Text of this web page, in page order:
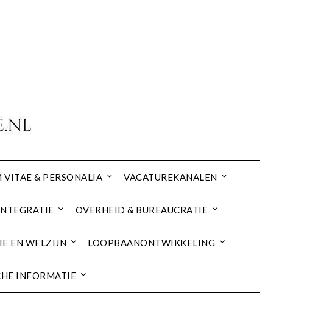
VITAE & PERSONALIA VACATUREKANALEN
OVERHEID & BUREAUCRATIE
EN WELZIJN LOOPBAANONTWIKKELING
INFORMATIE